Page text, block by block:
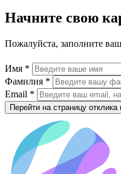
Начните свою
Пожалуйста, заполните
Имя *
Фамилия *
Email *
Перейти на страницу